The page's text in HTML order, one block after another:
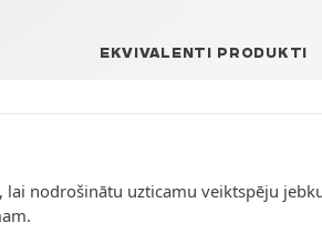
EKVIVALENTI PRODUKTI
lai nodrošinātu uzticamu veiktspēju